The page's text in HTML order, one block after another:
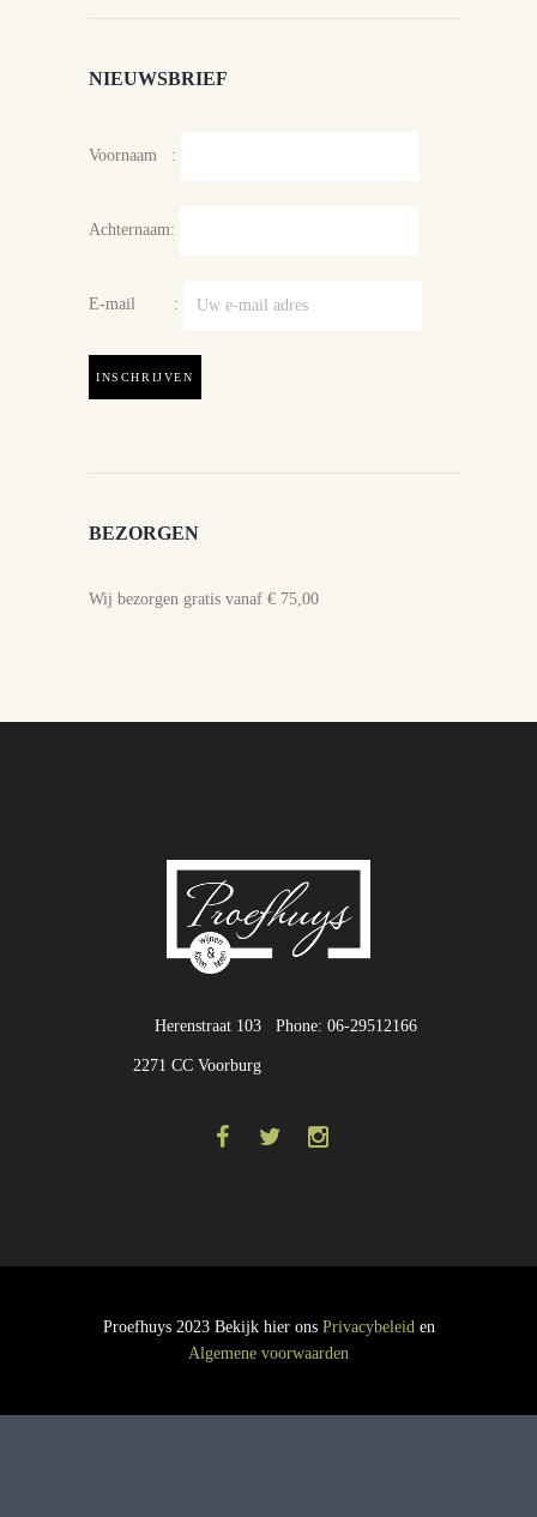
NIEUWSBRIEF
Voornaam :
Achternaam:
E-mail :
BEZORGEN
Wij bezorgen gratis vanaf € 75,00
Phone: 06-29512166
Herenstraat 103
2271 CC Voorburg
Proefhuys 2023 Bekijk hier ons Privacybeleiden
Algemene voorwaarden